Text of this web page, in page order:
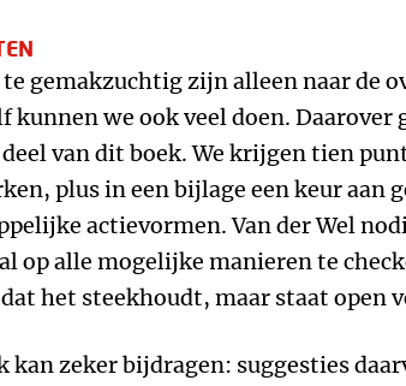
gemakzuchtig zijn alleen naar de
kunnen we ook veel doen. Daarover
van dit boek. We krijgen tien
plus in een bijlage een keur aan
actievormen. Van der Wel
op alle mogelijke manieren te
het steekhoudt, maar staat open
kan zeker bijdragen: suggesties